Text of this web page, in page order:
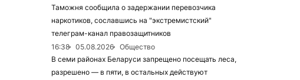
Таможня сообщила о задержании перевозчика
наркотиков, сославшись на "экстремистский"
телеграм-канал правозащитников
16:38
05.08.2026
Общество
В семи районах Беларуси запрещено посещать леса,
разрешено — в пяти, в остальных действуют